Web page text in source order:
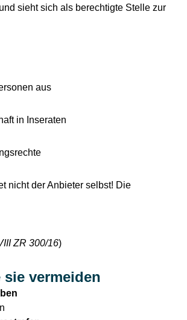
und sieht sich als berechtigte Stelle zur
aus
in Inseraten
nicht der Anbieter selbst! Die
ZR 300/16)
vermeiden